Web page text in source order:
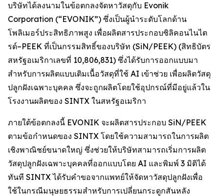
บริษัทได้ลงนามในข้อตกลงจัดหาวัสดุกับ Evonik
Corporation (“EVONIK”) ซึ่งเป็นผู้นำระดับโลกด้าน
โพลิเมอร์ประสิทธิภาพสูง เพื่อผลิตสารประกอบซิลิคอนไนไต
รด์–PEEK ที่เป็นกรรมสิทธิ์ของบริษัท (SiN/PEEK) (สิทธิบัตร
สหรัฐอเมริกาเลขที่ 10,806,831) ซึ่งได้รับการออกแบบมา
สำหรับการผลิตแบบเติมเนื้อวัสดุที่ใช้ AI เข้าช่วย เพื่อผลิตวัสดุ
ปลูกฝังเฉพาะบุคคล ซึ่งจะถูกผลิตโดยใช้อุปกรณ์ที่มีอยู่แล้วใน
โรงงานผลิตของ SINTX ในสหรัฐอเมริกา
ภายใต้ข้อตกลงนี้ EVONIK จะผลิตสารประกอบ SiN/PEEK
ตามข้อกำหนดของ SINTX โดยใช้ความสามารถในการผลิต
เชิงพาณิชย์ขนาดใหญ่ ซึ่งช่วยให้บริษัทสามารถเริ่มการผลิต
วัสดุปลูกฝังเฉพาะบุคคลที่ออกแบบโดย AI และพิมพ์ 3 มิติได้
ทันที SINTX ได้รับคำขอจากแพทย์ให้จัดหาวัสดุปลูกฝังเพื่อ
ใช้ในกรณีมนุษยธรรมสำหรับการเปลี่ยนกระดูกสันหลัง